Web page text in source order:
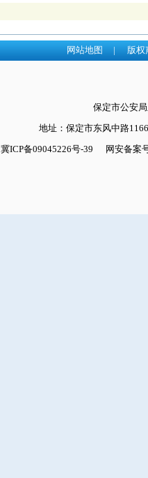
网站地图 | 版权
保定市公安
地址：保定市东风中路
冀ICP备09045226号-39
网安备案